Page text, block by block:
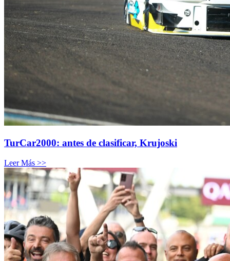
TurCar2000: antes de clasificar, Krujoski
Leer Más >>